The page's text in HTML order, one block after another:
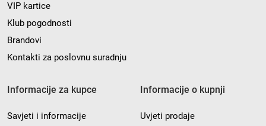
VIP kartice
Klub pogodnosti
Brandovi
Kontakti za poslovnu suradnju
Informacije za kupce
Savjeti i informacije
Informacije o kupnji
Uvjeti prodaje